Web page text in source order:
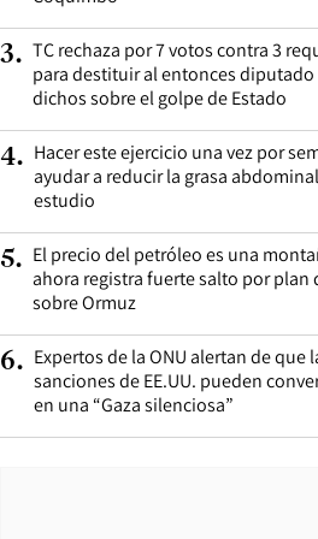
3. TC rechaza por 7 votos contra 3
para destituir al entonces diputado
dichos sobre el golpe de Estado
4. Hacer este ejercicio una vez por
ayudar a reducir la grasa
estudio
5. El precio del petróleo es una
ahora registra fuerte salto por plan
sobre Ormuz
6. Expertos de la ONU alertan de que
sanciones de EE.UU. pueden
en una “Gaza silenciosa”